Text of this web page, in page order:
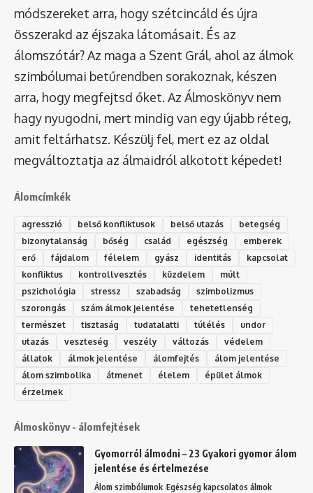
módszereket arra, hogy szétcincáld és újra
összerakd az éjszaka látomásait. És az
álomszótár? Az maga a Szent Grál, ahol az álmok
szimbólumai betűrendben sorakoznak, készen
arra, hogy megfejtsd őket. Az Álmoskönyv nem
hagy nyugodni, mert mindig van egy újabb réteg,
amit feltárhatsz. Készülj fel, mert ez az oldal
megváltoztatja az álmaidról alkotott képedet!
Álomcímkék
agresszió belső konfliktusok belső utazás
betegség
bizonytalanság
bőség család egészség
emberek
erő
fájdalom félelem gyász identitás
kapcsolat
konfliktus
kontrollvesztés küzdelem
múlt
pszichológia
stressz szabadság
szimbolizmus
szorongás
szám álmok jelentése
tehetetlenség
természet
tisztaság tudatalatti túlélés
undor
utazás
veszteség veszély változás
védelem
állatok
álmok jelentése álomfejtés
álom jelentése
álom szimbolika
átmenet élelem
épület álmok
érzelmek
Álmoskönyv - álomfejtések
Gyomorról álmodni – 23 Gyakori gyomor álom
jelentése és értelmezése
Álom szimbólumok Egészség kapcsolatos álmok